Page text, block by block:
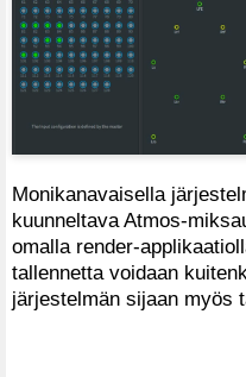
Monikanavaisella
kuunneltava Atmos-
omalla render-
tallennetta voidaan
järjestelmän sijaan myös